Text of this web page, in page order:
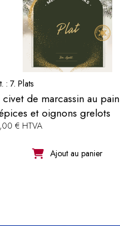
: 7. Plats
civet de marcassin au pain
et oignons grelots
€ HTVA
Ajout au panier